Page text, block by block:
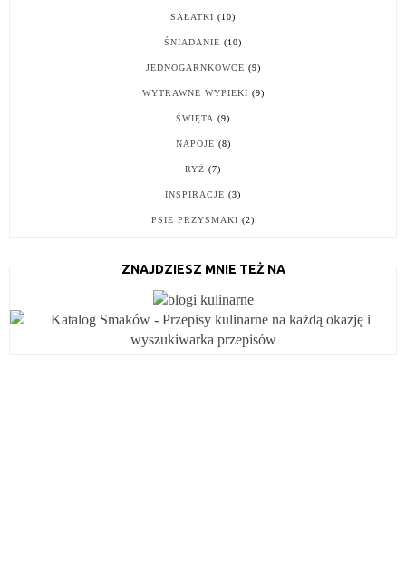
SAŁATKI (10)
ŚNIADANIE (10)
JEDNOGARNKOWCE (9)
WYTRAWNE WYPIEKI (9)
ŚWIĘTA (9)
NAPOJE (8)
RYŻ (7)
INSPIRACJE (3)
PSIE PRZYSMAKI (2)
ZNAJDZIESZ MNIE TEŻ NA